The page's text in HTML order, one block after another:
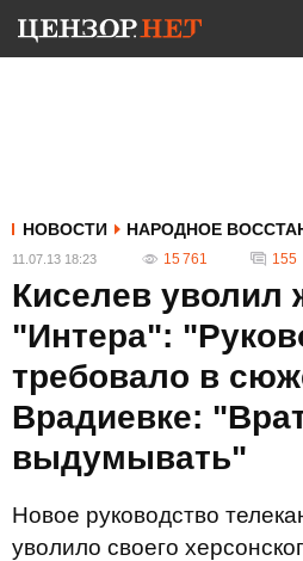
НОВОСТИ НАРОДНОЕ
11.07.13 18:23 15 761 155
Киселев уволил
"Интера":
требовало в
Врадиевке:
выдумывать"
Новое руководство
уволило своего